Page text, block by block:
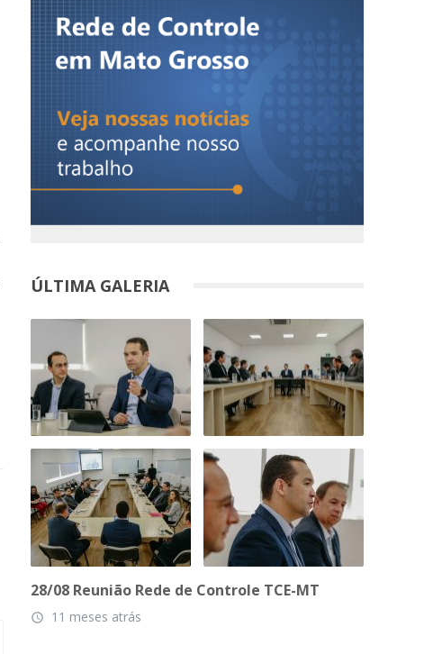
ÚLTIMA GALERIA
28/08 Reunião Rede de Controle TCE-MT
access_time 11 meses atrás